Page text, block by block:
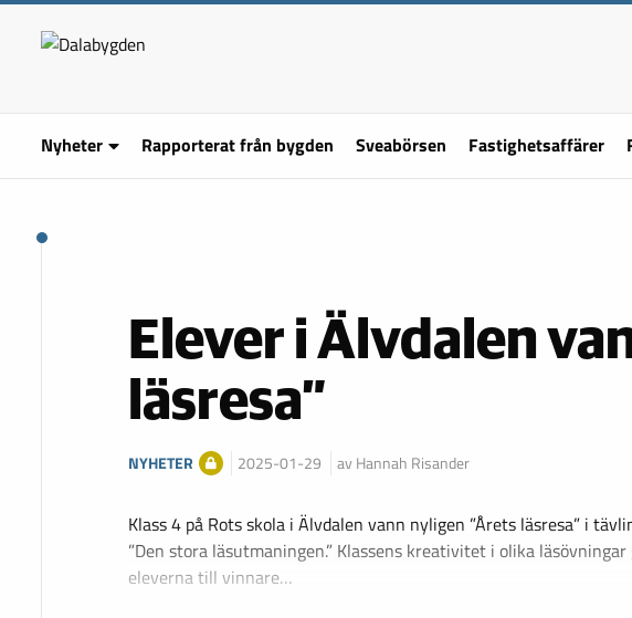
Nyheter Rapporterat från bygden Sveabörsen Fastighetsaffärer
Elever i Älvdalen
läsresa”
NYHETER 2025-01-29 av Hannah Risander
Klass 4 på Rots skola i Älvdalen vann nyligen ”Årets läsresa” i
”Den stora läsutmaningen.” Klassens kreativitet i olika läsövningar
eleverna till vinnare…